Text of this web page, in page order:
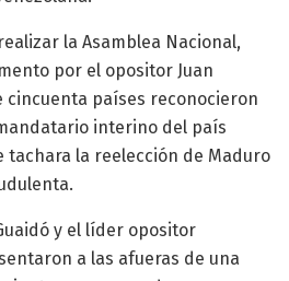
la Asamblea Nacional,
por el opositor Juan
cincuenta países reconocieron
interino del país
tachara la reelección de Maduro
y el líder opositor
a las afueras de una